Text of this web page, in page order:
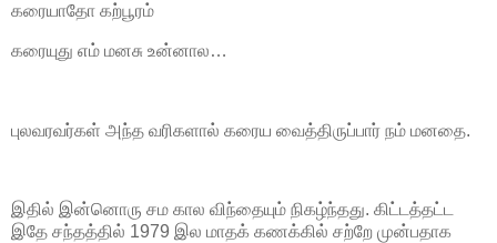
கரையாதோ கற்பூரம்
கரையுது எம் மனசு உன்னால…
புலவரவர்கள் அந்த வரிகளால் கரைய வைத்திருப்பார் நம் மனதை.
இதில் இன்னொரு சம கால விந்தையும் நிகழ்ந்தது. கிட்டத்தட்ட
இதே சந்தத்தில் 1979 இல மாதக் கணக்கில் சற்றே முன்பதாக